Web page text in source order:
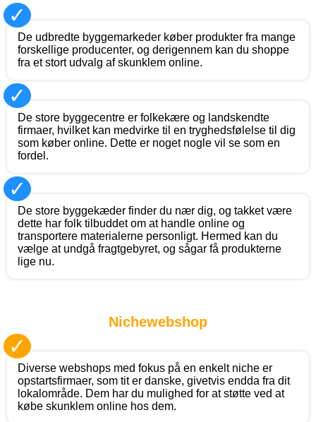
✓
De udbredte byggemarkeder køber produkter fra mange
forskellige producenter, og derigennem kan du shoppe
fra et stort udvalg af skunklem online.
✓
De store byggecentre er folkekære og landskendte
firmaer, hvilket kan medvirke til en tryghedsfølelse til dig
som køber online. Dette er noget nogle vil se som en
fordel.
✓
De store byggekæder finder du nær dig, og takket være
dette har folk tilbuddet om at handle online og
transportere materialerne personligt. Hermed kan du
vælge at undgå fragtgebyret, og sågar få produkterne
lige nu.
Nichewebshop
✓
Diverse webshops med fokus på en enkelt niche er
opstartsfirmaer, som tit er danske, givetvis endda fra dit
lokalområde. Dem har du mulighed for at støtte ved at
købe skunklem online hos dem.